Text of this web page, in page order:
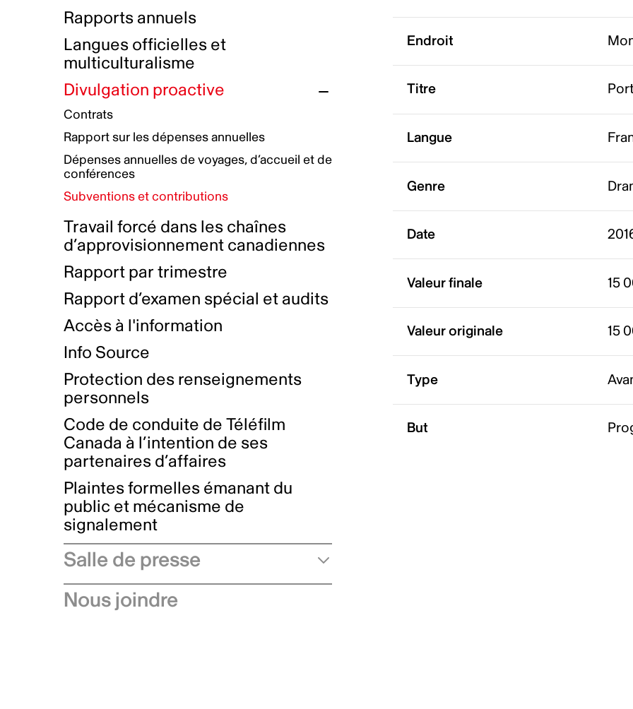
Initiatives autochtones
Plan de réconciliation autochtone
Groupe de travail autochtone
Principes directeurs sur le
harcèlement
Plan d’action pour la parité
Plan d'équité, de diversité,
d'inclusion et d'accessibilité
Boîte à outils pour le récit authentique
Collecte de données et l’auto-identification
Plan d'accessibilité
Rémunération et avantages
Prix et certifications
Nos valeurs d’entreprise
Rapports annuels
Langues officielles et
multiculturalisme
Divulgation proactive
Contrats
Rapport sur les dépenses annuelles
Dépenses annuelles de voyages, d’accueil et de
conférences
Subventions et contributions
Travail forcé dans les chaînes
d’approvisionnement canadiennes
Rapport par trimestre
Rapport d’examen spécial et audits
Accès à l'information
Info Source
Protection des renseignements
personnels
Code de conduite de Téléfilm
Canada à l’intention de ses
partenaires d’affaires
Plaintes formelles émanant du
public et mécanisme de
signalement
Salle de presse
Communiqués de presse
Nous joindre
Endroit
Titre
Langue
Genre
Date
Valeur finale 15
Valeur originale 15
Type
But